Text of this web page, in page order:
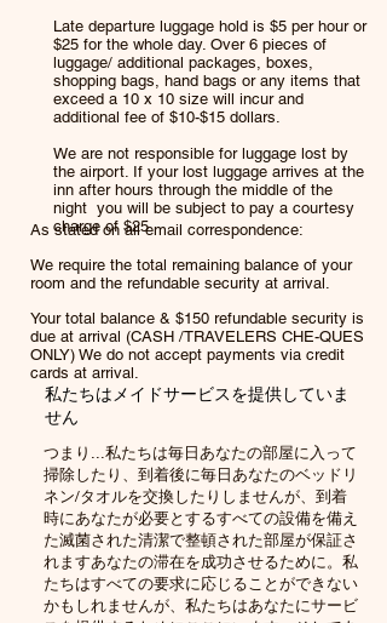
Late departure luggage hold is $5 per hour or
$25 for the whole day. Over 6 pieces of
luggage/ additional packages, boxes,
shopping bags, hand bags or any items that
exceed a 10 x 10 size will incur and
additional fee of $10-$15 dollars.
We are not responsible for luggage lost by
the airport. If your lost luggage arrives at the
inn after hours through the middle of the
night you will be subject to pay a courtesy
charge of $25
As stated on all email correspondence:
We require the total remaining balance of your
room and the refundable security at arrival.
Your total balance & $150 refundable security is
due at arrival (CASH /TRAVELERS CHE-QUES
ONLY) We do not accept payments via credit
cards at arrival.
私たちはメイドサービスを提供していま
せん
つまり...私たちは毎日あなたの部屋に入って
掃除したり、到着後に毎日あなたのベッドリ
ネン/タオルを交換したりしませんが、到着
時にあなたが必要とするすべての設備を備え
た滅菌された清潔で整頓された部屋が保証さ
れますあなたの滞在を成功させるために。私
たちはすべての要求に応じることができない
かもしれませんが、私たちはあなたにサービ